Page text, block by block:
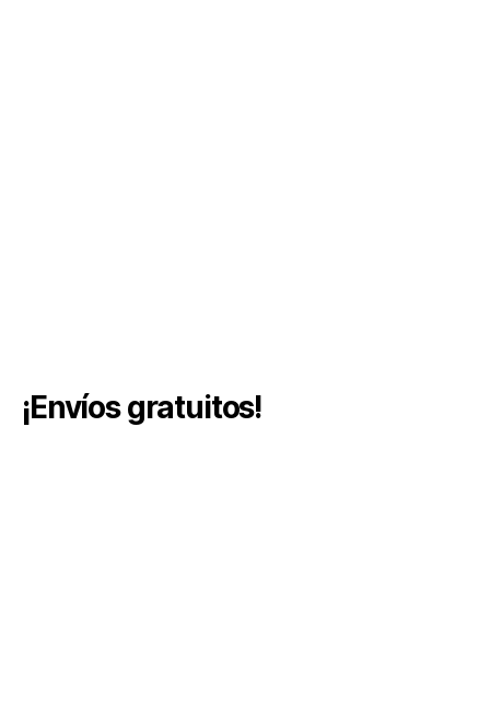
¡Envíos gratuitos!